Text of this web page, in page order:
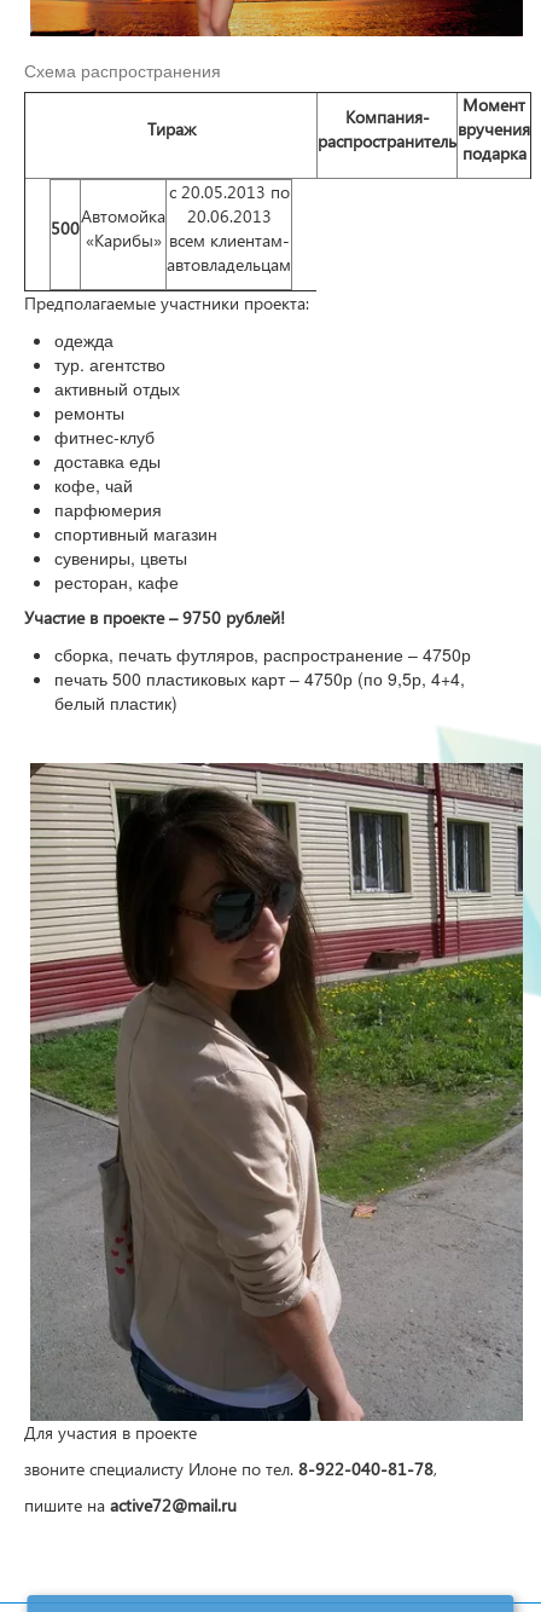
Схема распространения
Тираж
Компания-
распространитель
Момент
вручения
подарка
500
Автомойка
«Карибы»
с 20.05.2013 по
20.06.2013
всем клиентам-
автовладельцам
Предполагаемые участники проекта:
одежда
тур. агентство
активный отдых
ремонты
фитнес-клуб
доставка еды
кофе, чай
парфюмерия
спортивный магазин
сувениры, цветы
ресторан, кафе
Участие в проекте – 9750 рублей!
сборка, печать футляров, распространение – 4750р
печать 500 пластиковых карт – 4750р (по 9,5р, 4+4,
белый пластик)
Для участия в проекте
звоните специалисту Илоне по тел. 8-922-040-81-78,
пишите на active72@mail.ru